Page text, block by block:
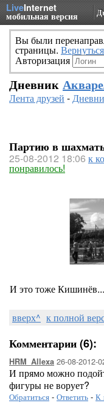
LiveInternet
мобильная версия
Вы были
страницы.
Авторизация
Дневник
Лента друзей -
Партию в
25-08-2012 18:06 к
понравилось!
И это тоже
вверх^ к полной
Комментарии (6):
HRM_Allexa 26-08-2012-
И прямо можно
фигуры не ворует?
Обратиться - Ответить - К